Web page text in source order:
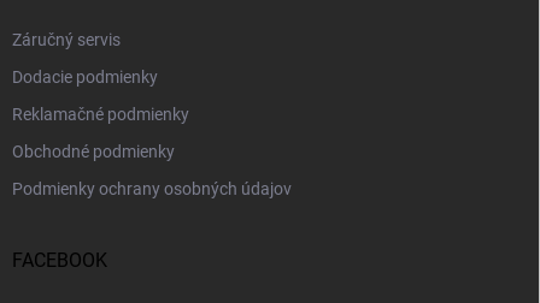
Záručný servis
Dodacie podmienky
Reklamačné podmienky
Obchodné podmienky
Podmienky ochrany osobných údajov
FACEBOOK